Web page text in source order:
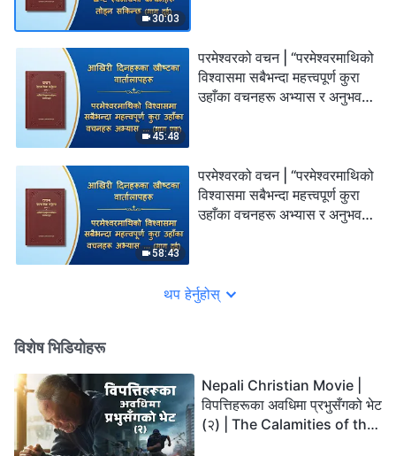
30:03
45:48
परमेश्‍वरको वचन | “परमेश्‍वरमाथिको
विश्‍वासमा सबैभन्दा महत्त्वपूर्ण कुरा
उहाँका वचनहरू अभ्यास र अनुभव
58:43
परमेश्‍वरको वचन | “परमेश्‍वरमाथिको
विश्‍वासमा सबैभन्दा महत्त्वपूर्ण कुरा
उहाँका वचनहरू अभ्यास र अनुभव
थप हेर्नुहोस्
विशेष भिडियोहरू
Nepali Christian Movie |
विपत्तिहरूका अवधिमा प्रभुसँगको भेट
(२) | The Calamities of the